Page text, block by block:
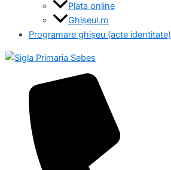
Plata online
Ghișeul.ro
Programare ghișeu (acte identitate)